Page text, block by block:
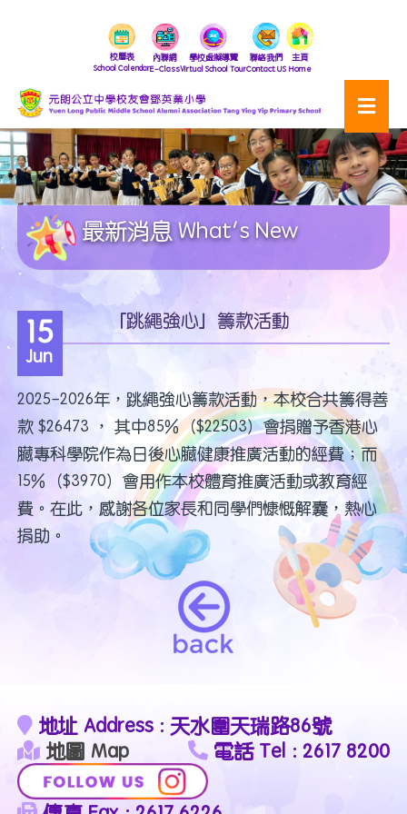
校曆表
School Calendar
內聯網
E-Class
學校虛擬導覽
Virtual School Tour
聯絡我們
Contact US
主頁
Home
最新消息 What's New
15
Jun
「跳繩強心」籌款活動
2025-2026年，跳繩強心籌款活動，本校合共籌得善
款 $26473 ， 其中85%（$22503）會捐贈予香港心
臟專科學院作為日後心臟健康推廣活動的經費；而
15%（$3970）會用作本校體育推廣活動或教育經
費。在此，感謝各位家長和同學們慷慨解囊，熱心
捐助。
地址 Address : 天水圍天瑞路86號
地圖 Map
電話 Tel : 2617 8200